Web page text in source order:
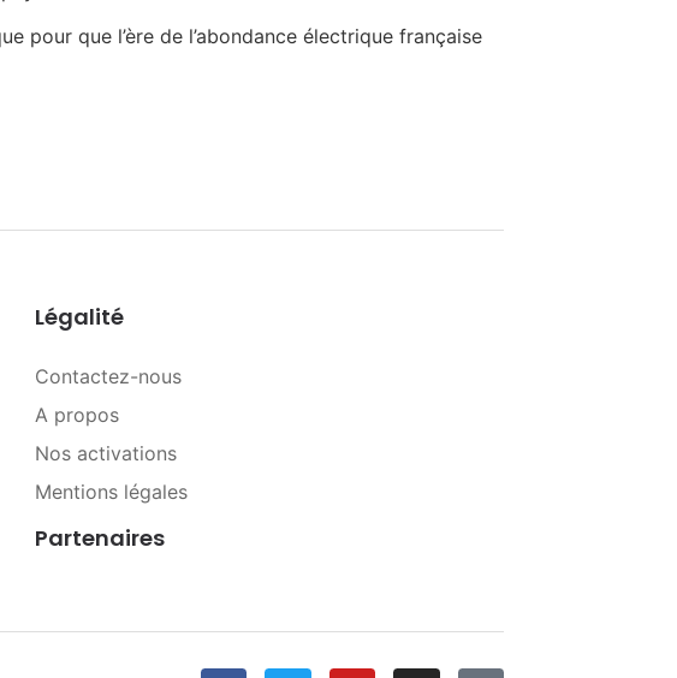
pour que l’ère de l’abondance électrique française
Légalité
Contactez-nous
A propos
Nos activations
Mentions légales
Partenaires